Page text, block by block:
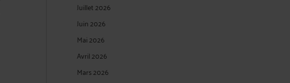
Juillet 2026
Juin 2026
Mai 2026
Avril 2026
Mars 2026